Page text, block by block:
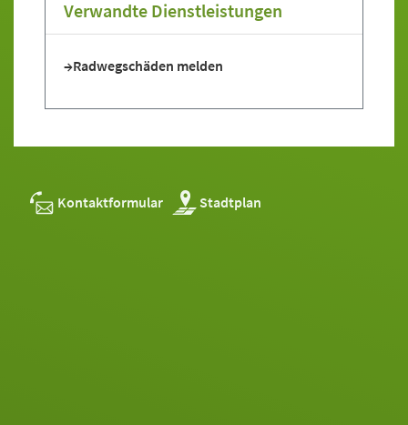
Verwandte Dienstleistungen
Radwegschäden melden
Kontaktformular Stadtplan